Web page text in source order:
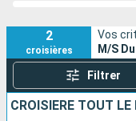
2
croisières
Vos
M/S
Filtrer